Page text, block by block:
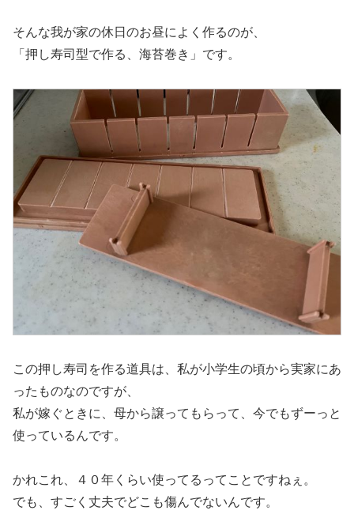
そんな我が家の休日のお昼によく作るのが、
「押し寿司型で作る、海苔巻き」です。
この押し寿司を作る道具は、私が小学生の頃から実家にあ
ったものなのですが、
私が嫁ぐときに、母から譲ってもらって、今でもずーっと
使っているんです。
かれこれ、４０年くらい使ってるってことですねぇ。
でも、すごく丈夫でどこも傷んでないんです。